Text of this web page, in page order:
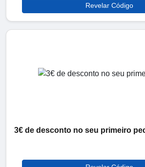
Revelar Código
3€ de desconto no seu primeiro